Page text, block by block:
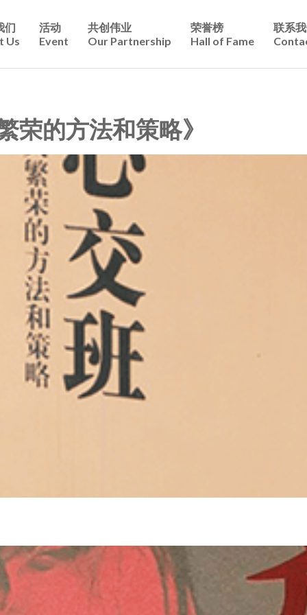
们
Us
活动
Event
共创伟业
Our Partnership
荣誉榜
Hall of Fame
联系
荣的方法和策略》